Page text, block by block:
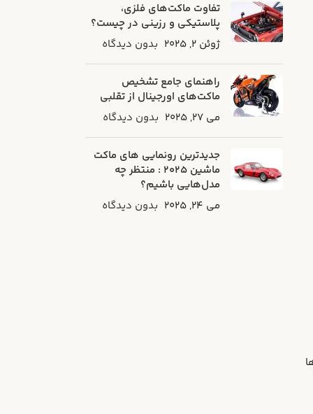
تفاوت ماکت‌های فلزی،
پلاستیکی و رزینی در چیست؟
ژوئن 2, 2025
بدون دیدگاه
راهنمای جامع تشخیص
ماکت‌های اورجینال از تقلبی
می 27, 2025
بدون دیدگاه
جدیدترین رونمایی‌ های ماکت
ماشین ۲۰۲۵ : منتظر چه
مدل‌هایی باشیم؟
می 24, 2025
بدون دیدگاه